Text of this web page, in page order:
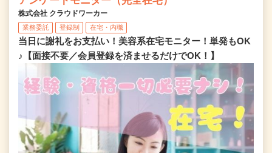
株式会社 クラウドワーカー
業務委託 登録制 在宅・内職
当日に謝礼をお支払い！美容系在宅モニター！単発もOK
♪【面接不要／会員登録を済ませるだけでOK！】